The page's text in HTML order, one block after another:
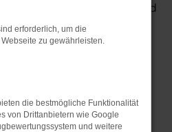
effizienten Antrieb und
der Arona die ideale
zuverlässiges und
Egal, ob für den
Fahrten – der Arona
innovative
erforderlich, um die
zu gewährleisten.
die bestmögliche Funktionalität
von Drittanbietern wie Google
und weitere